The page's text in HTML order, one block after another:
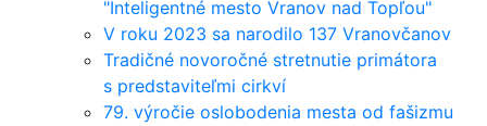
"Inteligentné mesto Vranov nad Topľou"
V roku 2023 sa narodilo 137 Vranovčanov
Tradičné novoročné stretnutie primátora
s predstaviteľmi cirkví
79. výročie oslobodenia mesta od fašizmu